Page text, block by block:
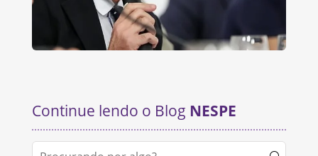
Continue lendo o Blog NESPE